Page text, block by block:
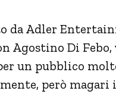
Adler
Agostino Di
un pubblico
però